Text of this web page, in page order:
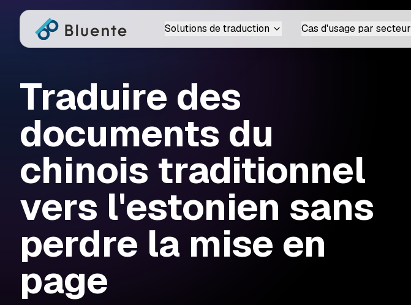
Solutions de traduction Cas d'usage par secteur
Traduire des
documents du
chinois traditionnel
vers l'estonien sans
perdre la mise en
page